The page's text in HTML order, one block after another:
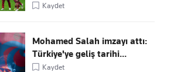
Kaydet
Mohamed Salah imzayı attı:
Türkiye'ye geliş tarihi...
Kaydet